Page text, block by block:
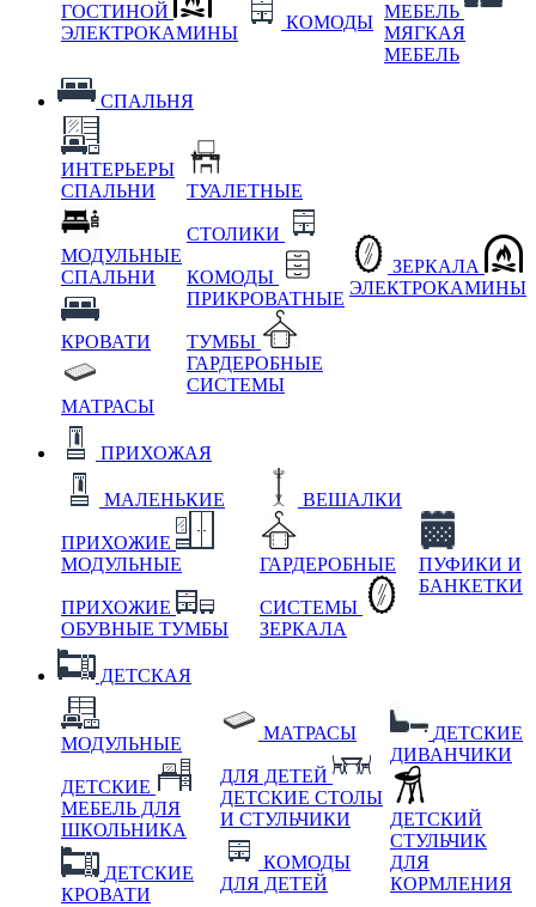
ГОСТИНОЙ
ЭЛЕКТРОКАМИНЫ
КОМОДЫ
МЕБЕЛЬ
МЯГКАЯ
МЕБЕЛЬ
СПАЛЬНЯ
ИНТЕРЬЕРЫ
СПАЛЬНИ
МОДУЛЬНЫЕ
СПАЛЬНИ
КРОВАТИ
МАТРАСЫ
ТУАЛЕТНЫЕ
СТОЛИКИ
КОМОДЫ
ПРИКРОВАТНЫЕ
ТУМБЫ
ГАРДЕРОБНЫЕ
СИСТЕМЫ
ЗЕРКАЛА
ЭЛЕКТРОКАМИНЫ
ПРИХОЖАЯ
МАЛЕНЬКИЕ
ПРИХОЖИЕ
МОДУЛЬНЫЕ
ПРИХОЖИЕ
ОБУВНЫЕ ТУМБЫ
ВЕШАЛКИ
ГАРДЕРОБНЫЕ
СИСТЕМЫ
ЗЕРКАЛА
ПУФИКИ И
БАНКЕТКИ
ДЕТСКАЯ
МОДУЛЬНЫЕ
ДЕТСКИЕ
МЕБЕЛЬ ДЛЯ
ШКОЛЬНИКА
ДЕТСКИЕ
КРОВАТИ
МАТРАСЫ
ДЛЯ ДЕТЕЙ
ДЕТСКИЕ СТОЛЫ
И СТУЛЬЧИКИ
КОМОДЫ
ДЛЯ ДЕТЕЙ
ДЕТСКИЕ
ДИВАНЧИКИ
ДЕТСКИЙ
СТУЛЬЧИК
ДЛЯ
КОРМЛЕНИЯ